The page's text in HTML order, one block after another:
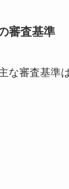
審査基準
な審査基準